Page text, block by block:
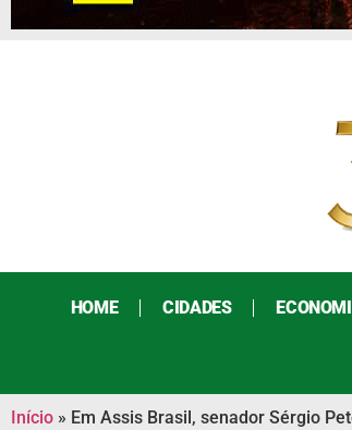
HOME CIDADES
Início » Em Assis Brasil, senador Sérgio